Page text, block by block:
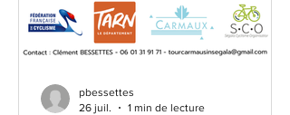
pbessettes
26 juil.
1 min de lecture